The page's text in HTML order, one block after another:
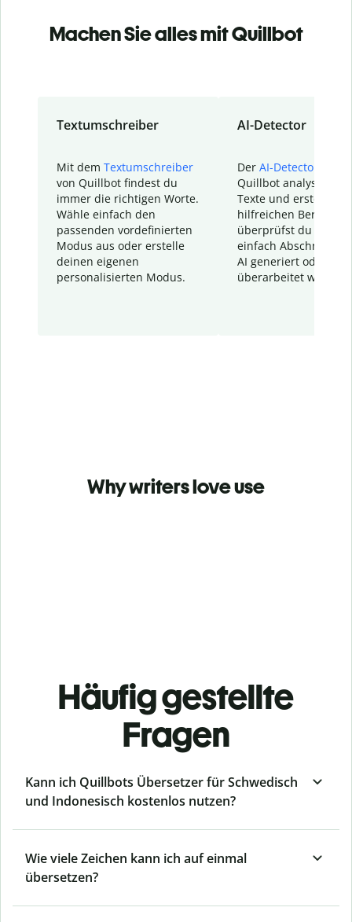
Machen Sie alles mit Quillbot
Textumschreiber
Mit dem Textumschreiber
von Quillbot findest du
immer die richtigen Worte.
Wähle einfach den
passenden vordefinierten
Modus aus oder erstelle
deinen eigenen
personalisierten Modus.
AI-Detector
Der AI-Detector
Quillbot analysiert
Texte und erstellt
hilfreichen Bericht.
überprüfst du
einfach Abschnitte,
AI generiert oder
überarbeitet wurden.
Why writers love use
Häufig gestellte
Fragen
Kann ich Quillbots Übersetzer für Schwedisch
und Indonesisch kostenlos nutzen?
Wie viele Zeichen kann ich auf einmal
übersetzen?